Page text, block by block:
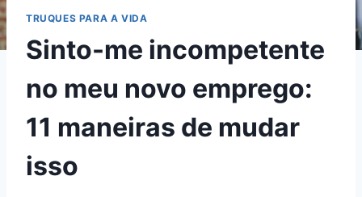
TRUQUES PARA A VIDA
Sinto-me incompetente
no meu novo emprego:
11 maneiras de mudar
isso